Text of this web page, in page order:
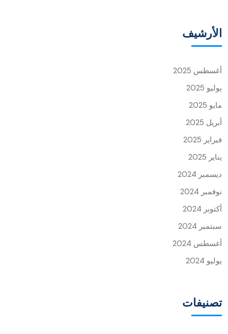
الأرشيف
أغسطس 2025
يوليو 2025
مايو 2025
أبريل 2025
فبراير 2025
يناير 2025
ديسمبر 2024
نوفمبر 2024
أكتوبر 2024
سبتمبر 2024
أغسطس 2024
يوليو 2024
تصنيفات